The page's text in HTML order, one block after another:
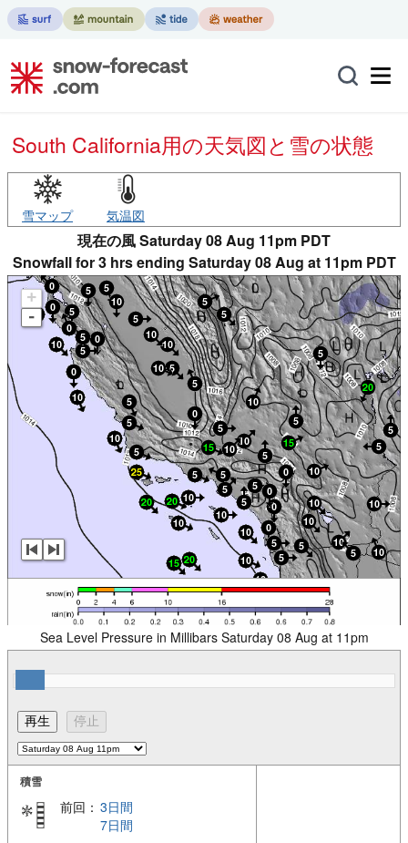
South California用の天気図と雪の状態
雪マップ 気温図
現在の風 Saturday 08 Aug 11pm PDT
Snowfall for 3 hrs ending Saturday 08 Aug at 11pm PDT
+
-
Sea Level Pressure in Millibars Saturday 08 Aug at 11pm
積雪
前回： 3日間
7日間